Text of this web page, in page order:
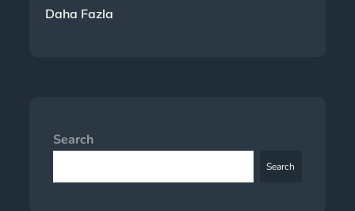
Daha Fazla
Search
Search